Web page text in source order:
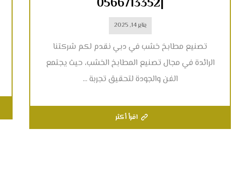
يناير 14, 2025
تصنيع مطابخ خشب في دبي نقدم لكم شركتنا
الرائدة في مجال تصنيع المطابخ الخشب، حيث يجتمع
الفن والجودة لتحقيق تجربة ...
اقرأ أكثر